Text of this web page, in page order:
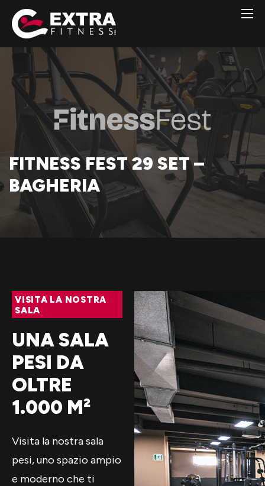
FITNESS FEST 29 SET –
BAGHERIA
VISITA LA NOSTRA
SALA
UNA SALA
PESI DA
OLTRE
1.000 M²
Visita la nostra sala
pesi, uno spazio ampio
e moderno che ti